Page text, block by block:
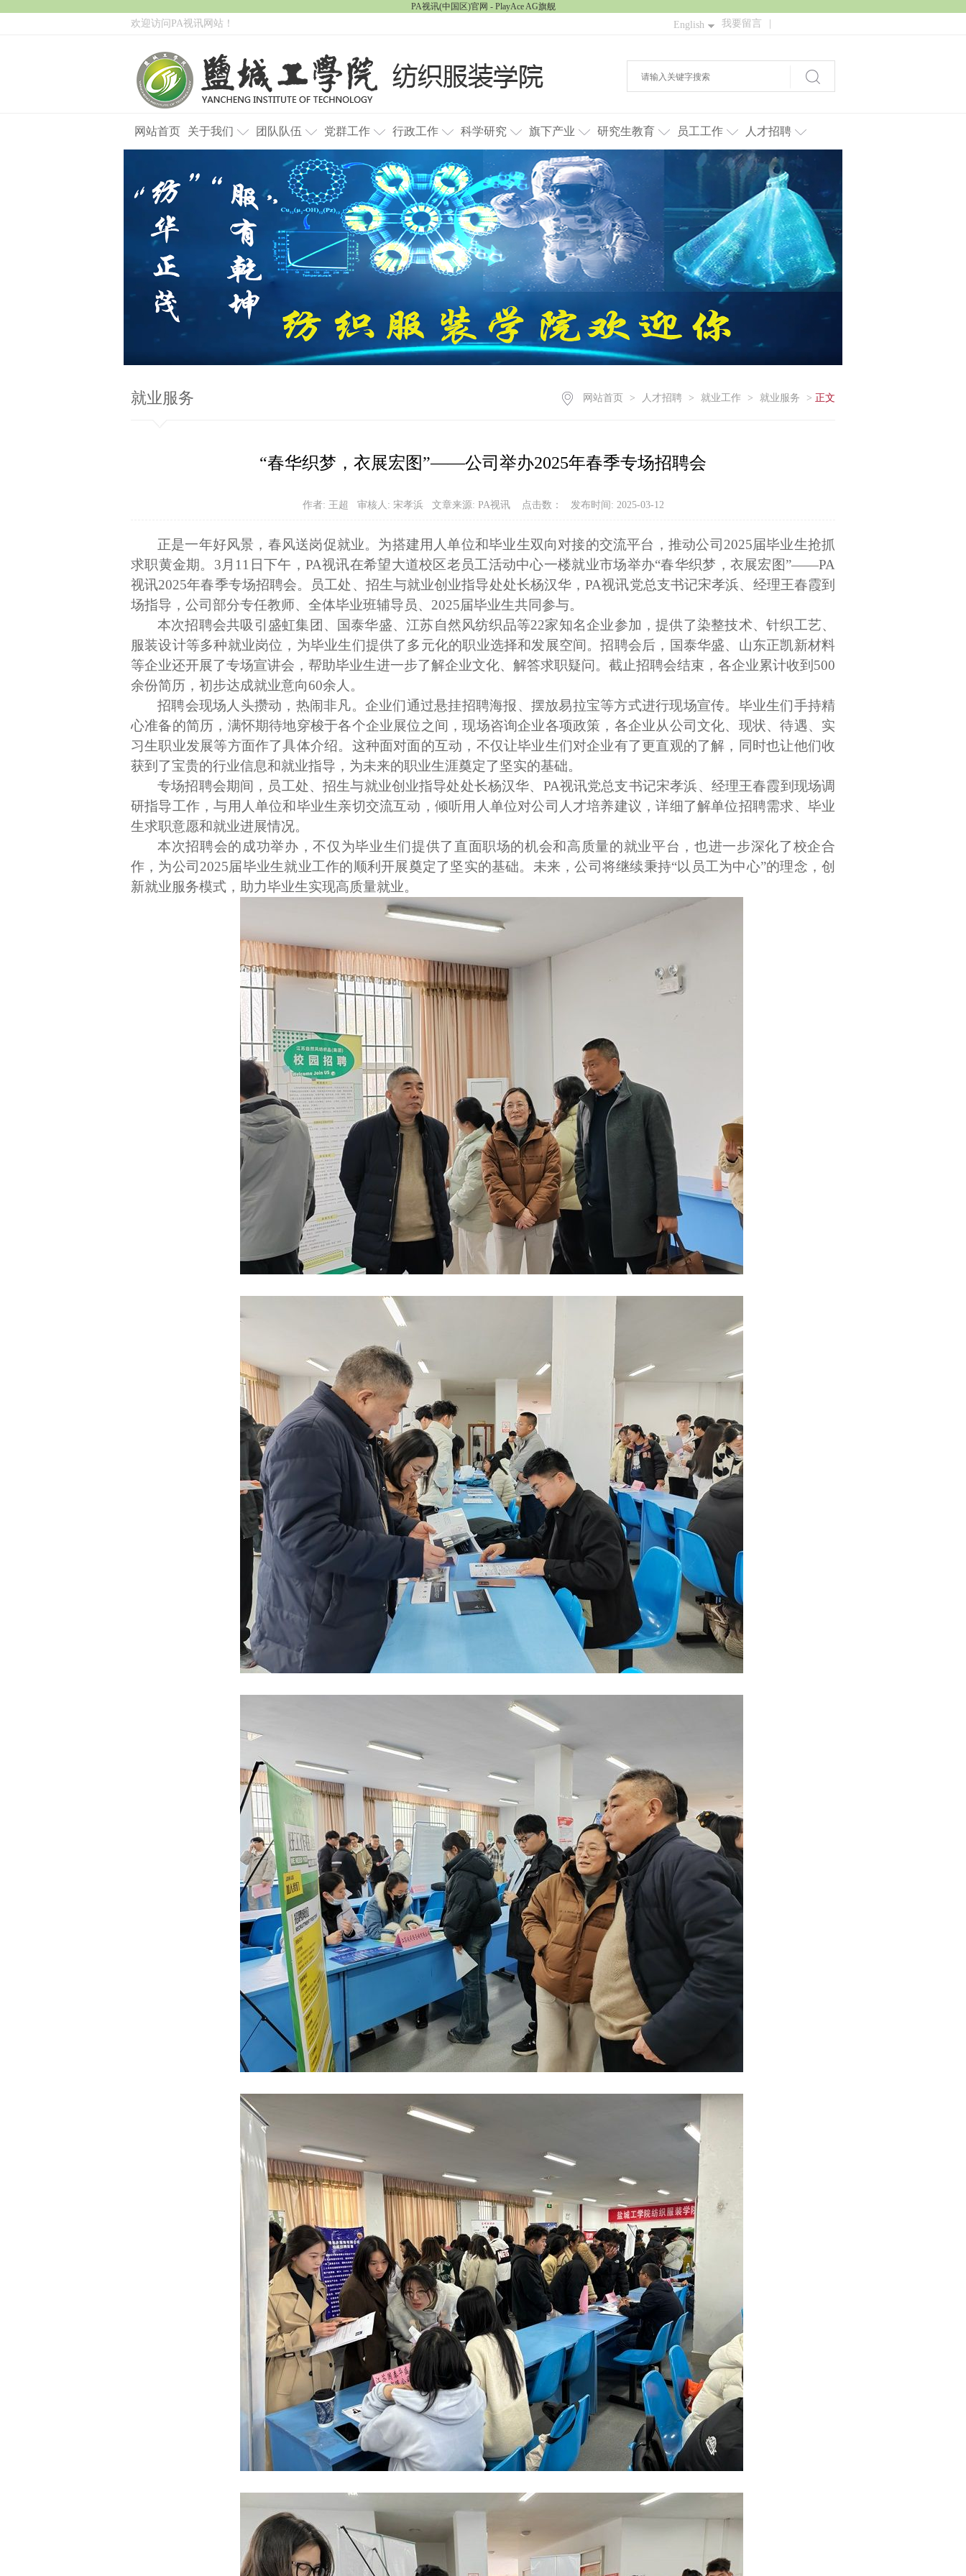
PA视讯(中国区)官网 - PlayAce AG旗舰
欢迎访问PA视讯网站！ English 我要留言
网站首页 关于我们 团队队伍 党群工作 行政工作 科学研究 旗下产业 研究生教育 员工工作 人才招聘
就业服务 网站首页 > 人才招聘 > 就业工作 > 就业服务 > 正文
“春华织梦，衣展宏图”——公司举办2025年春季专场招聘会
作者: 王超 审核人: 宋孝浜 文章来源: PA视讯 点击数： 发布时间: 2025-03-12
正是一年好风景，春风送岗促就业。为搭建用人单位和毕业生双向对接的交流平台，推动公司 2025届毕业生抢抓
求职黄金期。 3 月 11 日下午，PA视讯在希望大道校区老员工活动中心一楼就业市场举办“春华织梦，衣展宏图”——PA
视讯2025年春季专场招聘会。员工处、招生与就业创业指导处处长杨汉华，PA视讯党总支书记宋孝浜、经理王春霞到
场指导，公司部分专任教师、全体毕业班辅导员、 2025届毕业生共同参与。
本次招聘会共吸引盛虹集团、国泰华盛、江苏自然风纺织品等22家知名企业参加，提供了染整技术、针织工艺、
服装设计等多种就业岗位，为毕业生们提供了多元化的职业选择和发展空间。招聘会后，国泰华盛、山东正凯新材料
等企业还开展了专场宣讲会，帮助毕业生进一步了解企业文化、解答求职疑问。截止招聘会结束，各企业累计收到 500
余份简历，初步达成就业意向60余人。
招聘会现场人头攒动，热闹非凡。企业们通过悬挂招聘海报、摆放易拉宝等方式进行现场宣传。毕业生们手持精
心准备的简历，满怀期待地穿梭于各个企业展位之间，现场咨询企业各项政策，各企业从公司文化、现状、待遇、实
习生职业发展等方面作了具体介绍。这种面对面的互动，不仅让毕业生们对企业有了更直观的了解，同时也让他们收
获到了宝贵的行业信息和就业指导，为未来的职业生涯奠定了坚实的基础。
专场招聘会期间，员工处、招生与就业创业指导处处长杨汉华、PA视讯党总支书记宋孝浜、经理王春霞到现场调
研指导工作，与用人单位和毕业生亲切交流互动，倾听用人单位对公司人才培养建议，详细了解单位招聘需求、毕业
生求职意愿和就业进展情况。
本次招聘会的成功举办，不仅为毕业生们提供了直面职场的机会和高质量的就业平台，也进一步深化了校企合
作，为公司 2025届毕业生就业工作的顺利开展奠定了坚实的基础。未来，公司将继续秉持“以员工为中心”的理念，创
新就业服务模式，助力毕业生实现高质量就业。